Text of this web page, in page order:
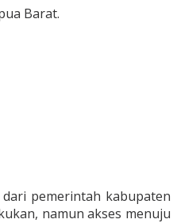
Barat.
pemerintah kabupaten
namun akses menuju